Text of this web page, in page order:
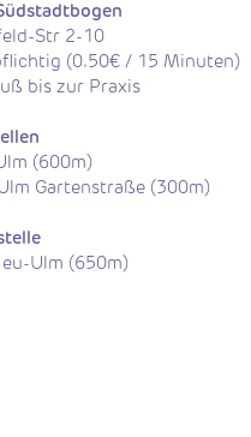
Str 2-10
(0.50€ / 15 Minuten)
bis zur Praxis​​​
(600m)
Gartenstraße (300m)
Ulm (650m)